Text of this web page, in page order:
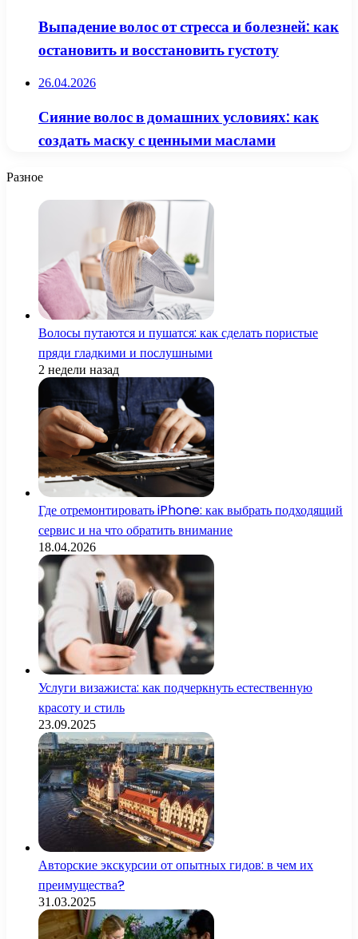
Выпадение волос от стресса и болезней: как
остановить и восстановить густоту
26.04.2026
Сияние волос в домашних условиях: как
создать маску с ценными маслами
Разное
Волосы путаются и пушатся: как сделать пористые
пряди гладкими и послушными
2 недели назад
Где отремонтировать iPhone: как выбрать подходящий
сервис и на что обратить внимание
18.04.2026
Услуги визажиста: как подчеркнуть естественную
красоту и стиль
23.09.2025
Авторские экскурсии от опытных гидов: в чем их
преимущества?
31.03.2025